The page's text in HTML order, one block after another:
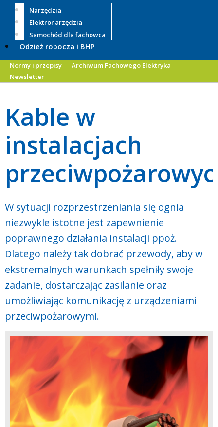
Narzędzia
Elektronarzędzia
Samochód dla fachowca
Odzież robocza i BHP
Normy i przepisy
Archiwum Fachowego Elektryka
Newsletter
Kable w
instalacjach
W sytuacji rozprzestrzeniania się ognia
niezwykle istotne jest zapewnienie
poprawnego działania instalacji ppoż.
Dlatego należy tak dobrać przewody, aby w
ekstremalnych warunkach spełniły swoje
zadanie, dostarczając zasilanie oraz
umożliwiając komunikację z urządzeniami
przeciwpożarowymi.